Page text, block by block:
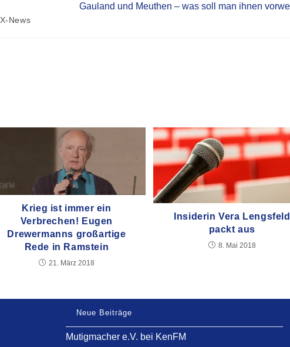
Gauland und Meuthen – was soll man ihnen
X-News
Krieg ist immer ein
Verbrechen! Eugen
Drewermanns großartige
Rede in Ramstein
21. März 2018
Insiderin Vera Lengsfeld
packt aus
8. Mai 2018
Neue Beiträge
Mutigmacher e.V. bei KenFM